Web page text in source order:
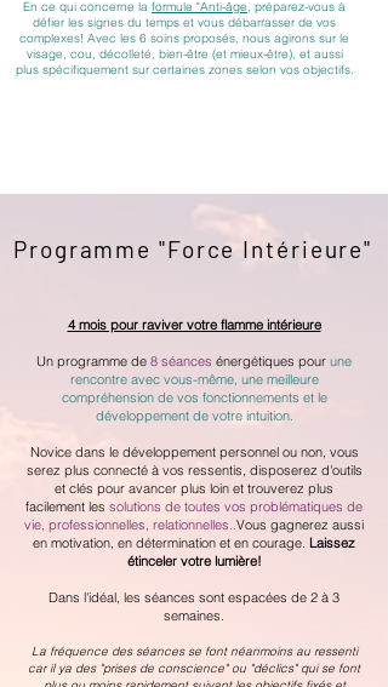
En ce qui concerne la formule "Anti-âge, préparez-vous à
défier les signes du temps et vous débarrasser de vos
complexes! Avec les 6 soins proposés, nous agirons sur le
visage, cou, décolleté, bien-être (et mieux-être), et aussi
plus spécifiquement sur certaines zones selon vos objectifs.
Programme "Force Intérieure"
4 mois pour raviver votre flamme intérieure
Un programme de 8 séances énergétiques pour une
rencontre avec vous-même, une meilleure
compréhension de vos fonctionnements et le
développement de votre intuition.
Novice dans le développement personnel ou non, vous
serez plus connecté à vos ressentis, disposerez d'outils
et clés pour avancer plus loin et trouverez plus
facilement les solutions de toutes vos problématiques de
vie, professionnelles, relationnelles..Vous gagnerez aussi
en motivation, en détermination et en courage. Laissez
étinceler votre lumière!
Dans l'idéal, les séances sont espacées de 2 à 3
semaines.
La fréquence des séances se font néanmoins au ressenti
car il ya des "prises de conscience" ou "déclics" qui se font